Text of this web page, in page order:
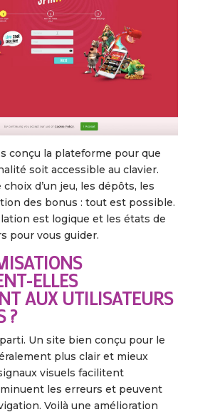
conçu la plateforme pour que
soit accessible au clavier.
choix d’un jeu, les dépôts, les
des bonus : tout est possible.
est logique et les états de
pour vous guider.
ELLES
AUX UTILISATEURS
?
Un site bien conçu pour le
plus clair et mieux
visuels facilitent
les erreurs et peuvent
Voilà une amélioration